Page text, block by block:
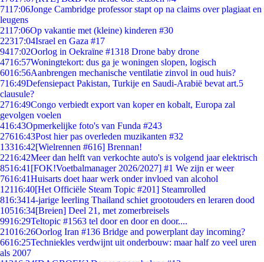
7117:06Jonge Cambridge professor stapt op na claims over plagiaat en
leugens
2117:06Op vakantie met (kleine) kinderen #30
22317:04Israel en Gaza #17
9417:02Oorlog in Oekraïne #1318 Drone baby drone
4716:57Woningtekort: dus ga je woningen slopen, logisch
6016:56Aanbrengen mechanische ventilatie zinvol in oud huis?
716:49Defensiepact Pakistan, Turkije en Saudi-Arabië bevat art.5
clausule?
2716:49Congo verbiedt export van koper en kobalt, Europa zal
gevolgen voelen
416:43Opmerkelijke foto's van Funda #243
27616:43Post hier pas overleden muzikanten #32
13316:42[Wielrennen #616] Brennan!
2216:42Meer dan helft van verkochte auto's is volgend jaar elektrisch
8516:41 [FOK!Voetbalmanager 2026/2027] #1 We zijn er weer
7616:41Huisarts doet haar werk onder invloed van alcohol
12116:40[Het Officiële Steam Topic #201] Steamrolled
816:3414-jarige leerling Thailand schiet grootouders en leraren dood
10516:34[Breien] Deel 21, met zomerbreisels
9916:29Teltopic #1563 tel door en door en door....
21016:26Oorlog Iran #136 Bridge and powerplant day incoming?
6616:25Techniekles verdwijnt uit onderbouw: maar half zo veel uren
als 2007